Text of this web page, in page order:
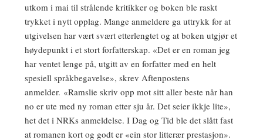
utkom i mai til strålende kritikker og boken ble raskt
trykket i nytt opplag. Mange anmeldere ga uttrykk for at
utgivelsen har vært svært etterlengtet og at boken utgjør et
høydepunkt i et stort forfatterskap. «Det er en roman jeg
har ventet lenge på, utgitt av en forfatter med en helt
spesiell språkbegavelse», skrev Aftenpostens
anmelder. «Ramslie skriv opp mot sitt aller beste når han
no er ute med ny roman etter sju år. Det seier ikkje lite»,
het det i NRKs anmeldelse. I Dag og Tid ble det slått fast
at romanen kort og godt er «ein stor litterær prestasjon».